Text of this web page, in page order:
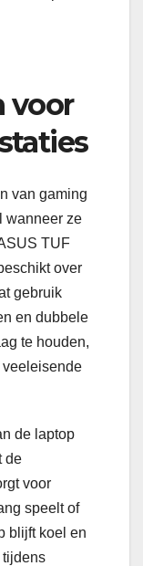
voor
van gaming
wanneer ze
TUF
over
gebruik
en dubbele
te houden,
de laptop
de
voor
speelt of
blijft koel en
tijdens